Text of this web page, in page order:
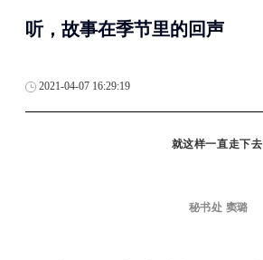
听，故事在季节里的回声
2021-04-07 16:29:19
就这样一直走下去
秘书处 窦璐